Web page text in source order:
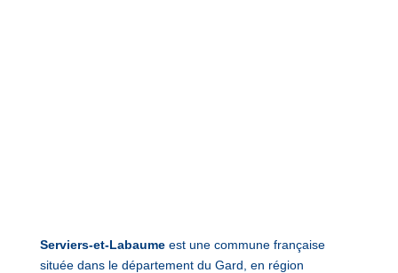
Serviers-et-Labaumeest une commune française
située dans le département du Gard, en région